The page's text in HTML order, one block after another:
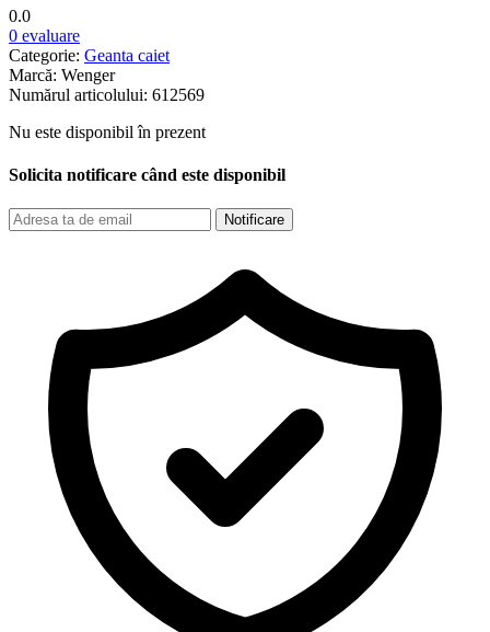
0.0
0 evaluare
Categorie: Geanta caiet
Marcă: Wenger
Numărul articolului: 612569
Nu este disponibil în prezent
Solicita notificare când este disponibil
Notificare